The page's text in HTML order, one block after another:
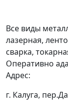
Все виды
лазерная,
сварка,
Оперативно
Адрес:
г. Калуга,